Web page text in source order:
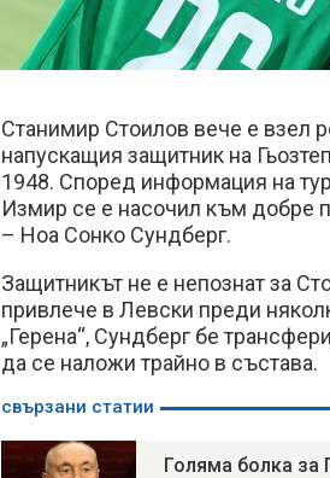
Станимир Стоилов вече е взел
напускащия защитник на
1948. Според информация на
Измир се е насочил към добре
– Ноа Сонко Сундберг.
Защитникът не е непознат за
привлече в Левски преди
„Герена“, Сундберг бе
да се наложи трайно в състава.
свързани статии
Голяма болка за